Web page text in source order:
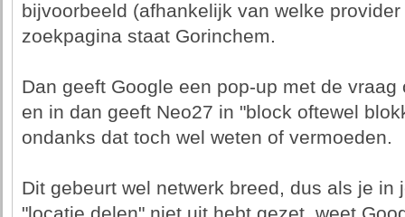
bijvoorbeeld (afhankelijk van welke
zoekpagina staat Gorinchem.
Dan geeft Google een pop-up met de
en in dan geeft Neo27 in "block oftewel
ondanks dat toch wel weten of vermoeden.
Dit gebeurt wel netwerk breed, dus als je in